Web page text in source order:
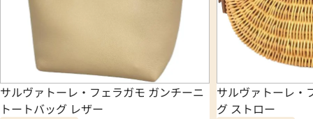
サルヴァトーレ・フェラガモ ガンチーニ
トートバッグ レザー
サルヴァトーレ・
グ ストロー